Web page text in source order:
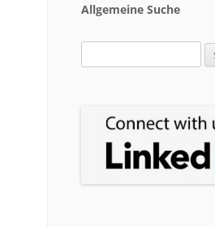
Allgemeine Suche
nach: